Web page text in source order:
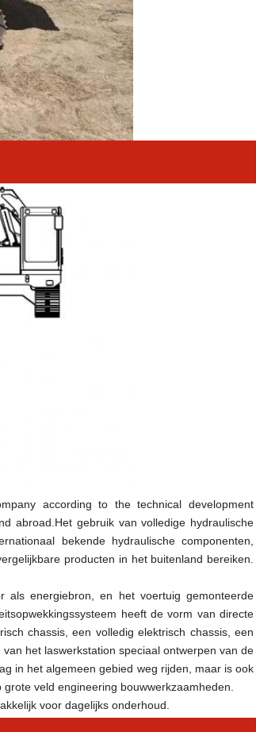
according to the technical development
abroad.Het gebruik van volledige hydraulische
bekende hydraulische componenten,
producten in het buitenland bereiken.
als energiebron, en het voertuig gemonteerde
heeft de vorm van directe
chassis, een volledig elektrisch chassis, een
het laswerkstation speciaal ontwerpen van de
in het algemeen gebied weg rijden, maar is ook
veld engineering bouwwerkzaamheden.
voor dagelijks onderhoud.